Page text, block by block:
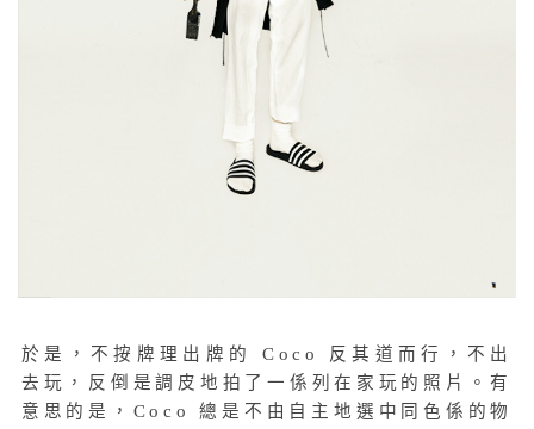
於是，不按牌理出牌的 Coco 反其道而行，不出
去玩，反倒是調皮地拍了一係列在家玩的照片。有
意思的是，Coco 總是不由自主地選中同色係的物